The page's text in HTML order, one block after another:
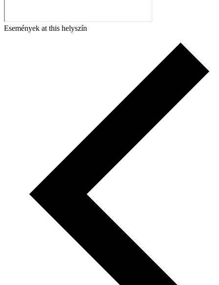
Események at this helyszín